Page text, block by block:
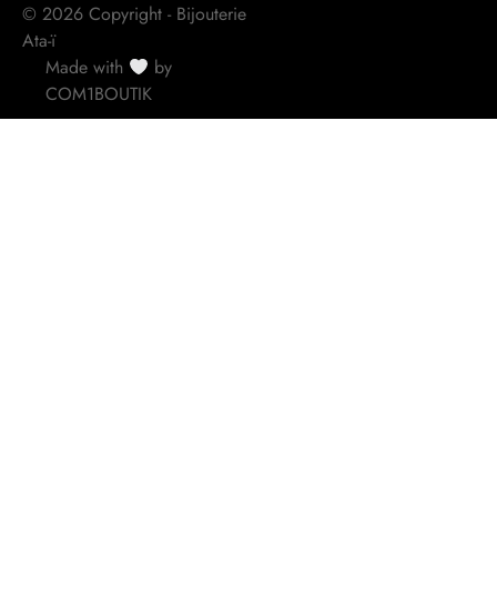
© 2026 Copyright - Bijouterie
Ata-ï
Made with
by
COM1BOUTIK